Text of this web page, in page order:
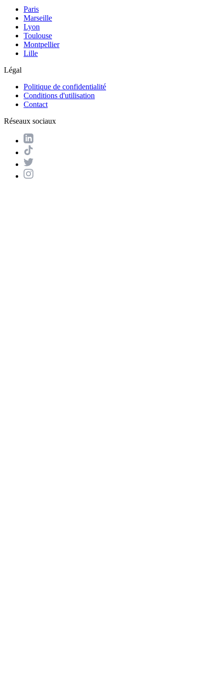
Paris
Marseille
Lyon
Toulouse
Montpellier
Lille
Légal
Politique de confidentialité
Conditions d'utilisation
Contact
Réseaux sociaux